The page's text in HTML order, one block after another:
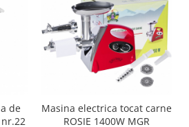
de
gatit
de
Masina electrica tocat carne
ROSIE 1400W MGR